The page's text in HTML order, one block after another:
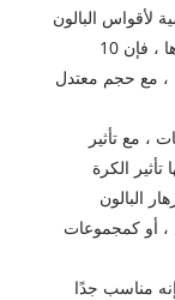
لأقواس البالون
، أو تطفو بالهيليوم ، أو الزخارف المعلقة وحدها ، فإن 10
، مع حجم معتدل
بوصة: أكبر قليلاً من 10 بوصات ، مع تأثير
الكرة
البالون
، أو كمجموعات
إنه مناسب جدًا